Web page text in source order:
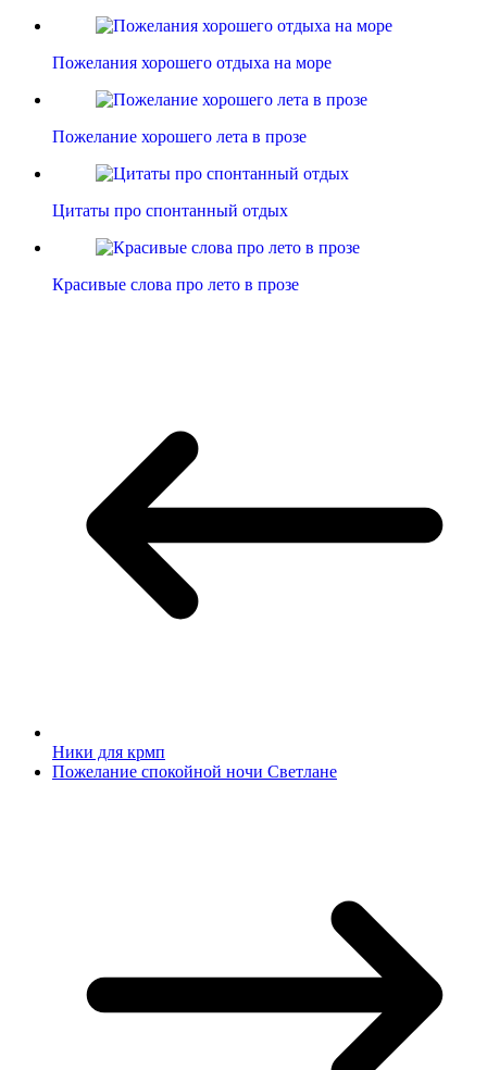
Пожелания хорошего отдыха на море
Пожелание хорошего лета в прозе
Цитаты про спонтанный отдых
Красивые слова про лето в прозе
Ники для крмп
Пожелание спокойной ночи Светлане